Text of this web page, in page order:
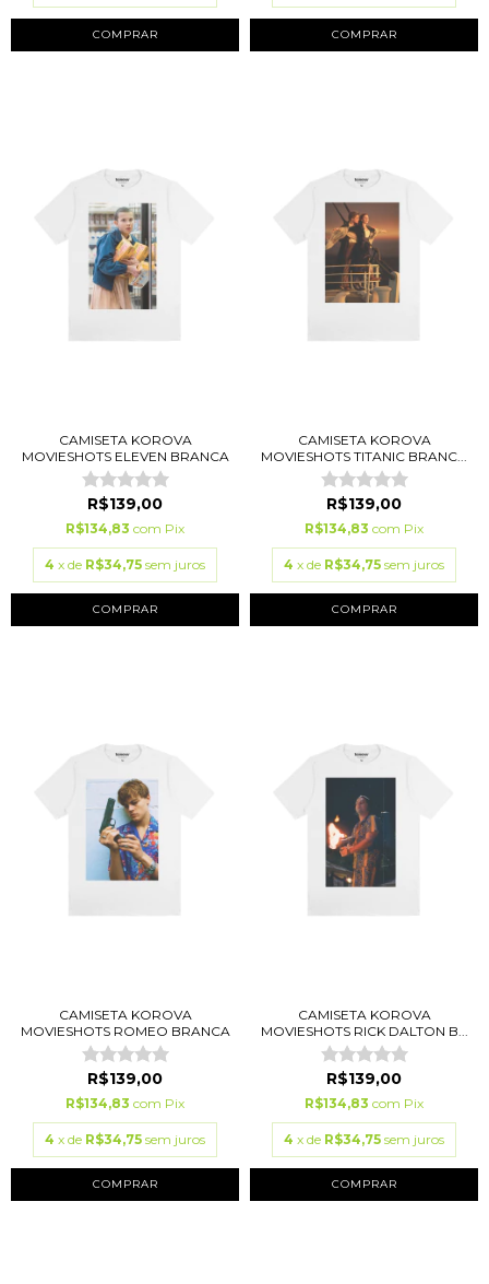
COMPRAR COMPRAR
CAMISETA KOROVA
MOVIESHOTS ELEVEN BRANCA
R$139,00
R$134,83 com Pix
4 x de R$34,75 sem juros
COMPRAR
CAMISETA KOROVA
MOVIESHOTS TITANIC BRANC...
R$139,00
R$134,83 com Pix
4 x de R$34,75 sem juros
COMPRAR
CAMISETA KOROVA
MOVIESHOTS ROMEO BRANCA
R$139,00
R$134,83 com Pix
4 x de R$34,75 sem juros
COMPRAR
CAMISETA KOROVA
MOVIESHOTS RICK DALTON B...
R$139,00
R$134,83 com Pix
4 x de R$34,75 sem juros
COMPRAR